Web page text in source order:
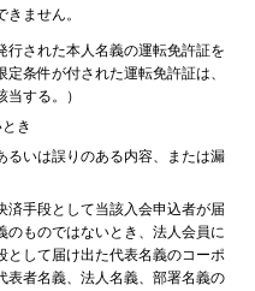
ません。
行された本人名義の運転免許証を
条件が付された運転免許証は、
する。）
き
るいは誤りのある内容、または漏
済手段として当該入会申込者が届
のものではないとき、法人会員に
として届け出た代表名義のコーポ
表者名義、法人名義、部署名義の